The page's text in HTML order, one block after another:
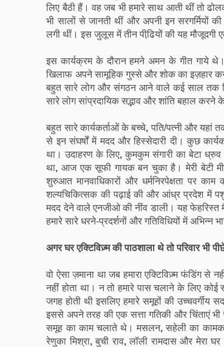
लिए बैठी हैं। वह जब भी हमारे साथ आती थीं तो
भी सालों से जानती थीं और अपनी इन सरगर्मियों
लगी थीं। इस जुलूस में तीन पीढि़यों की यह मौजूदगी
इस कार्यक्रम के दौरान हमने अमन के गीत गाये
खिलाफ अपने सामूहिक गुस्से और शोक का इज़हार
बहुत सारे लोग और संगठन आने वाले कई साल तक
सारे लोग सांप्रदायिक सद्भाव और शांति बहाल
बहुत सारे कार्यकर्ताओं के बच्चे, पति/पत्नी और यहां
से इन संघर्षों में मदद और हिस्सेदारी दी। कुछ
था। उदाहरण के लिए,कुमकुम संगारी का बेटा ध्रुव
था, आज एक सूफी गायक बन चुका है। मेरी बेटी
शुरुआत मानवाधिकारों और धर्मनिरपेक्षता पर
शल्यचिकित्सक की पढ़ाई की और आंध्र प्रदेश में
मदद देने वाले एनजीओ की नींव डाली। यह फेहरिस्त
हमारे सारे धरने-प्रदर्शनों और गतिविधियों में अभिन्न
अगर घर एक्टिविज़्म की पाठशाला थे तो परिवार भी
वो ऐसा ज़माना था जब हमारा एक्टिविज़्म फंडिंग से
नहीं होता था। न तो हमारे पास चलाने के लिए
जगह होती थी इसलिए हमारे समूहों की
इससे अपने तरह की एक सत्ता गतिकी और चिंताएं
समूह का काम चलाते थे। मसलन,सहेली का
रेणुका मिश्रा,बुची राव,लॉली रामदास और मेरा घर